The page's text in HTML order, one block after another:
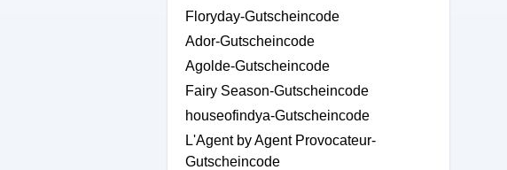
Floryday-Gutscheincode
Ador-Gutscheincode
Agolde-Gutscheincode
Fairy Season-Gutscheincode
houseofindya-Gutscheincode
L'Agent by Agent Provocateur-
Gutscheincode